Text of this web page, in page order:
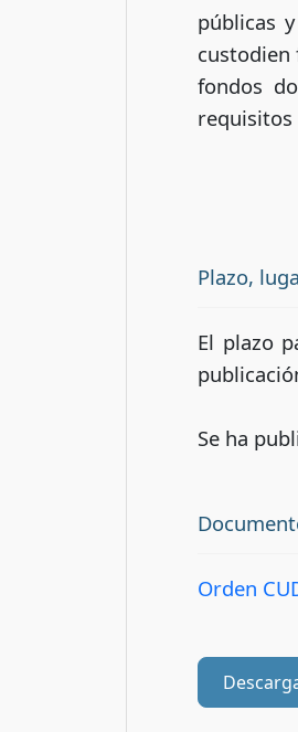
públicas
custodien
fondos
requisitos
Plazo,
El plazo
Se ha
Orden